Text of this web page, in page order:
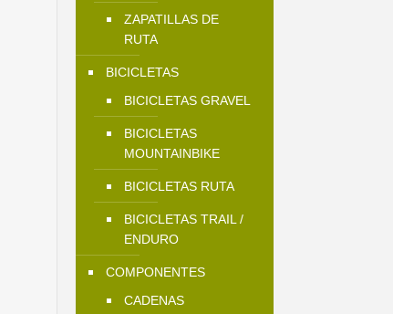
ZAPATILLAS DE
RUTA
BICICLETAS
BICICLETAS GRAVEL
BICICLETAS
MOUNTAINBIKE
BICICLETAS RUTA
BICICLETAS TRAIL /
ENDURO
COMPONENTES
CADENAS